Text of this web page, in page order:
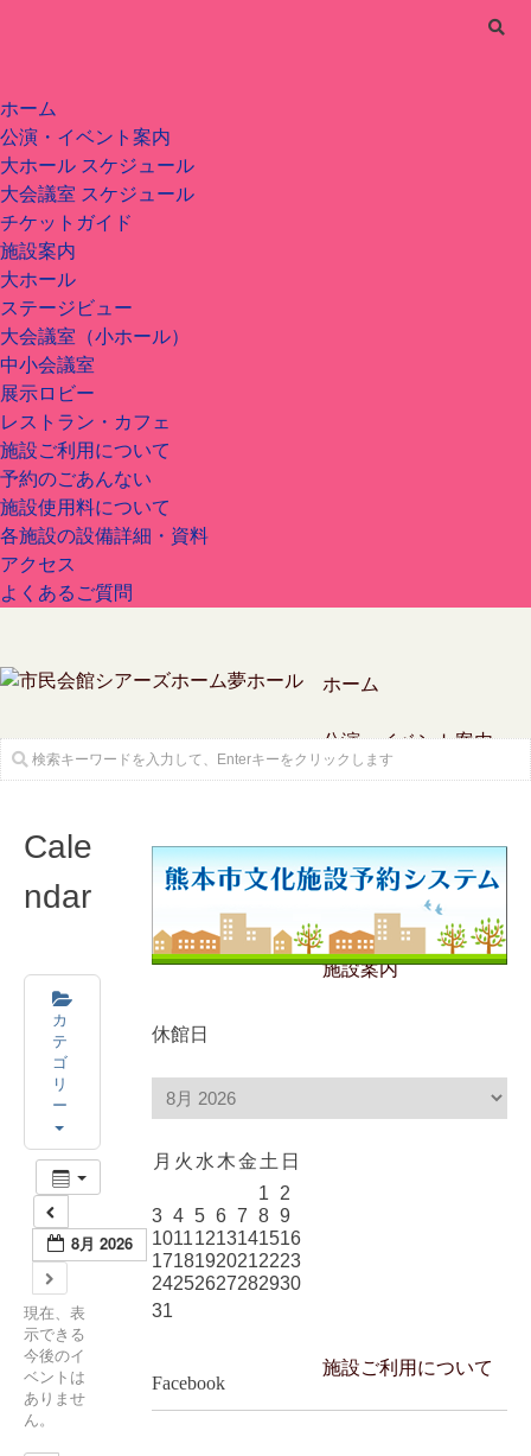
ホーム
公演・イベント案内
大ホール スケジュール
大会議室 スケジュール
チケットガイド
施設案内
大ホール
ステージビュー
大会議室（小ホール）
中小会議室
展示ロビー
レストラン・カフェ
施設ご利用について
予約のごあんない
施設使用料について
各施設の設備詳細・資料
アクセス
よくあるご質問
ホーム
公演・イベント案内
チケットガイド
施設案内
施設ご利用について
Cale
ndar
カ
テ
ゴ
リ
ー
8月 2026
現在、表
示できる
今後のイ
ベントは
ありませ
ん。
休館日
月 火 水 木金 土 日
1
2
3 4 5 6 7 8 9
10111213141516
17181920212223
24252627282930
31
Facebook